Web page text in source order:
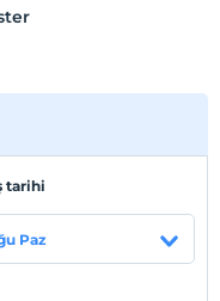
tarihi
Paz